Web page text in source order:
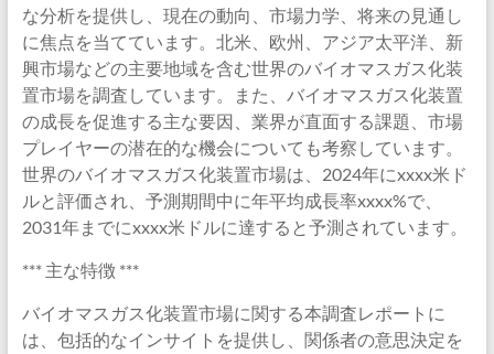
な分析を提供し、現在の動向、市場力学、将来の見通し
に焦点を当てています。北米、欧州、アジア太平洋、新
興市場などの主要地域を含む世界のバイオマスガス化装
置市場を調査しています。また、バイオマスガス化装置
の成長を促進する主な要因、業界が直面する課題、市場
プレイヤーの潜在的な機会についても考察しています。
世界のバイオマスガス化装置市場は、2024年にxxxx米ド
ルと評価され、予測期間中に年平均成長率xxxx%で、
2031年までにxxxx米ドルに達すると予測されています。
*** 主な特徴 ***
バイオマスガス化装置市場に関する本調査レポートに
は、包括的なインサイトを提供し、関係者の意思決定を